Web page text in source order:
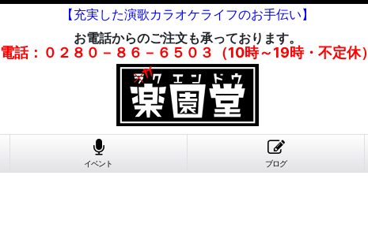
【充実した演歌カラオケライフのお手伝い】
お電話からのご注文も承っております。
電話：０２８０－８６－６５０３（10時～19時・不定休）
イベント ブログ